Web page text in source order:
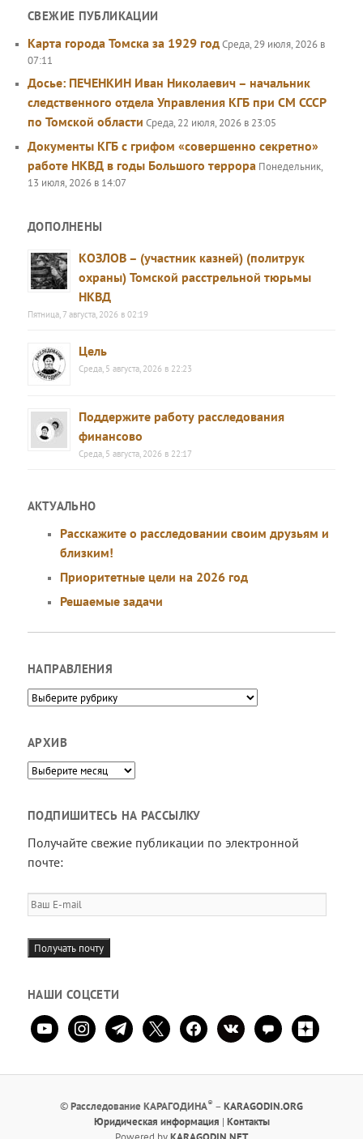
СВЕЖИЕ ПУБЛИКАЦИИ
Карта города Томска за 1929 годСреда, 29 июля, 2026 в
07:11
Досье: ПЕЧЕНКИН Иван Николаевич – начальник
следственного отдела Управления КГБ при СМ СССР
по Томской области Среда, 22 июля, 2026 в 23:05
Документы КГБ с грифом «совершенно секретно»
работе НКВД в годы Большого террора Понедельник,
13 июля, 2026 в 14:07
ДОПОЛНЕНЫ
КОЗЛОВ – (участник казней) (политрук
охраны) Томской расстрельной тюрьмы
НКВД
Пятница, 7 августа, 2026 в 02:19
Цель
Среда, 5 августа, 2026 в 22:23
Поддержите работу расследования
финансово
Среда, 5 августа, 2026 в 22:17
АКТУАЛЬНО
Расскажите о расследовании своим друзьям и
близким!
Приоритетные цели на 2026 год
Решаемые задачи
НАПРАВЛЕНИЯ
Направления
АРХИВ
Архив
ПОДПИШИТЕСЬ НА РАССЫЛКУ
Получайте свежие публикации по электронной
почте:
Ваш
E-
mail
Получать почту
НАШИ СОЦСЕТИ
youtubeinstagramtelegram
x facebookvkontaktecomment
zen-
yandex
©Расследование КАРАГОДИНА® – KARAGODIN.ORG
Юридическая информация | Контакты